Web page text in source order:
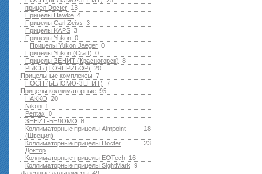
13
прицел Docter
4
Прицелы Hawke
3
Прицелы Carl Zeiss
3
Прицелы KAPS
0
Прицелы Yukon
0
Прицелы Yukon Jaeger
0
Прицелы Yukon (Craft)
8
Прицелы ЗЕНИТ (Красногорск)
20
РЫСЬ (ТОЧПРИБОР)
7
Прицельные комплексы
7
ПОСП (БЕЛОМО-ЗЕНИТ)
95
Прицелы коллиматорные
20
HAKKO
1
Nikon
0
Pentax
8
ЗЕНИТ-БЕЛОМО
18
Коллиматорные прицелы Aimpoint
(Швеция)
23
Коллиматорные прицелы Docter
Доктор
16
Коллиматорные прицелы EOTech
9
Коллиматорные прицелы SightMark